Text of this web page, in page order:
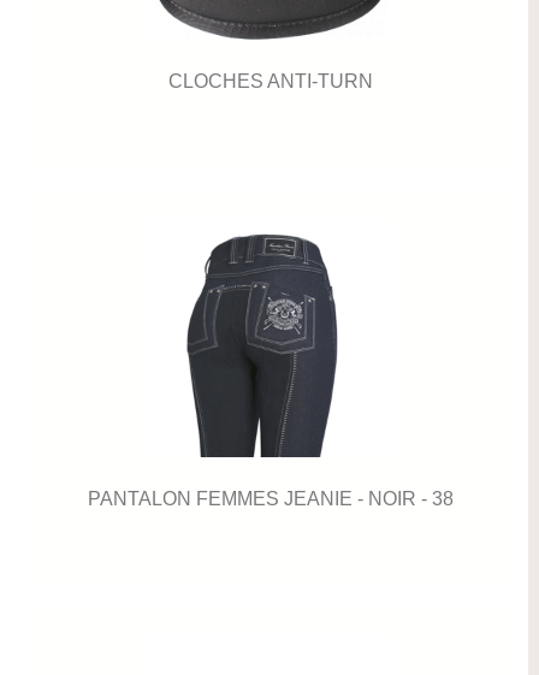
CLOCHES ANTI-TURN
PANTALON FEMMES JEANIE - NOIR - 38